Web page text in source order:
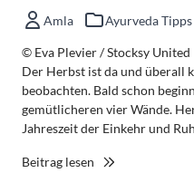
Amla Ayurveda Tipps
© Eva Plevier / Stocksy
Der Herbst ist da und überall
beobachten. Bald schon
gemütlicheren vier Wände.
Jahreszeit der Einkehr und
Beitrag lesen